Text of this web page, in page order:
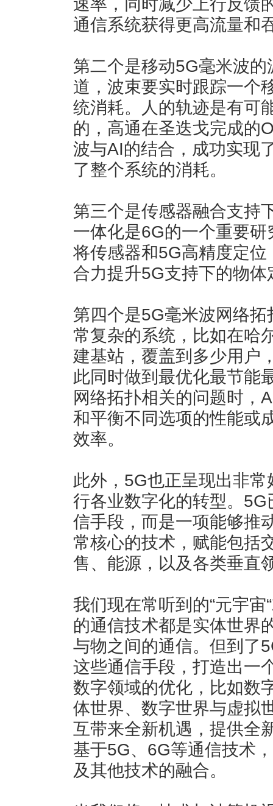
速率，同时减少上行反馈
通信系统获得更高流量和
第二个是移动5G毫米波
道，波束要实时跟踪一个
统消耗。人的轨迹是有可
的，高通在圣迭戈完成的
波与AI的结合，成功实现
了整个系统的消耗。
第三个是传感器融合支持
一体化是6G的一个重要
将传感器和5G高精度定
合力提升5G支持下的物体
第四个是5G毫米波网络
常复杂的系统，比如在哈
建基站，覆盖到多少用户
此同时做到最优化最节能
网络拓扑相关的问题时，
和平衡不同选项的性能或
效率。
此外，5G也正呈现出非
行各业数字化的转型。
信手段，而是一项能够推
常核心的技术，赋能包括
售、能源，以及各类垂直
我们现在常听到的“元宇
的通信技术都是实体世界
与物之间的通信。但到了
这些通信手段，打造出一
数字领域的优化，比如数
体世界、数字世界与虚拟
互带来全新机遇，提供
基于5G、6G等通信技术
及其他技术的融合。